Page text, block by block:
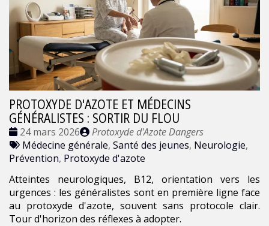
PROTOXYDE D'AZOTE ET MÉDECINS
GÉNÉRALISTES : SORTIR DU FLOU
Date
:
24 mars 2026
Publié
par
Protoxyde d'Azote Dangers
Tags
:
Médecine générale, Santé des jeunes, Neurologie,
Prévention, Protoxyde d'azote
Atteintes neurologiques, B12, orientation vers les
urgences : les généralistes sont en première ligne face
au protoxyde d'azote, souvent sans protocole clair.
Tour d'horizon des réflexes à adopter.